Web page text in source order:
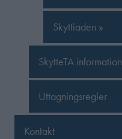
Skyttiaden »
SkytteTA information
Uttagningsregler
Kontakt